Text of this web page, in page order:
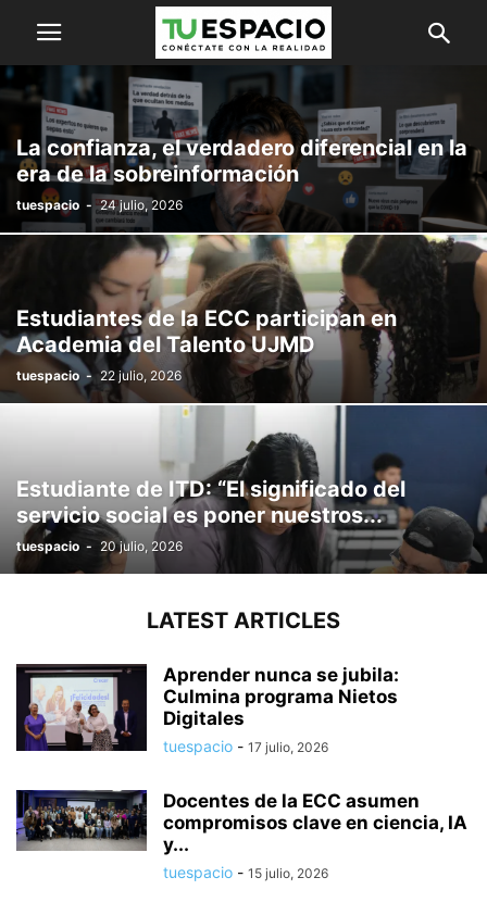
La confianza, el verdadero diferencial en la
era de la sobreinformación
tuespacio - 24 julio, 2026
Estudiantes de la ECC participan en
Academia del Talento UJMD
tuespacio - 22 julio, 2026
Estudiante de ITD: “El significado del
servicio social es poner nuestros...
tuespacio - 20 julio, 2026
LATEST ARTICLES
Aprender nunca se jubila:
Culmina programa Nietos
Digitales
tuespacio - 17 julio, 2026
Docentes de la ECC asumen
compromisos clave en ciencia, IA
y...
tuespacio - 15 julio, 2026